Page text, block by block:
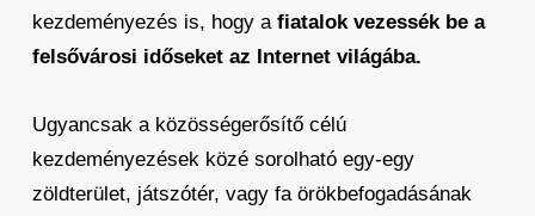
kezdeményezés is, hogy a fiatalok vezessék be a
felsővárosi időseket az Internet világába.
Ugyancsak a közösségerősítő célú
kezdeményezések közé sorolható egy-egy
zöldterület, játszótér, vagy fa örökbefogadásának